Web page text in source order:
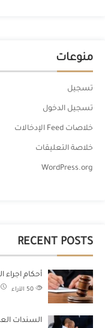
منوعات
تسجيل
تسجيل الدخول
خلاصات Feed الإدخالات
خلاصة التعليقات
WordPress.org
RECENT POSTS
أحكام اجراء
الآراء
السندات